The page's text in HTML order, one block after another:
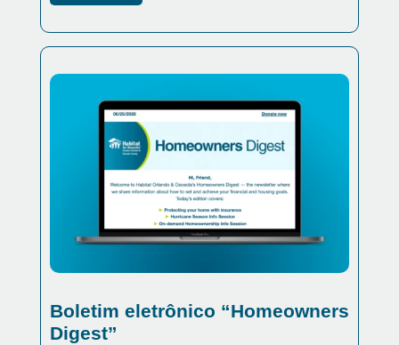
Boletim eletrônico “Homeowners
Digest”